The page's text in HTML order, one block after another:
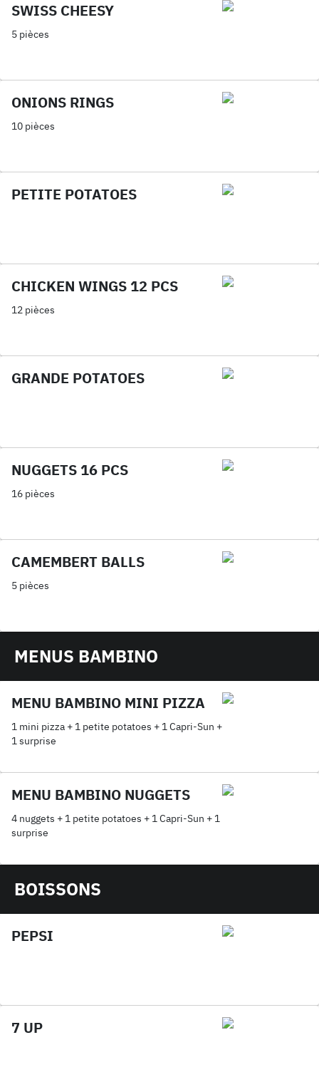
SWISS CHEESY
5 pièces
ONIONS RINGS
10 pièces
PETITE POTATOES
CHICKEN WINGS 12 PCS
12 pièces
GRANDE POTATOES
NUGGETS 16 PCS
16 pièces
CAMEMBERT BALLS
5 pièces
MENUS BAMBINO
MENU BAMBINO MINI PIZZA
1 mini pizza + 1 petite potatoes + 1 Capri-Sun +
1 surprise
MENU BAMBINO NUGGETS
4 nuggets + 1 petite potatoes + 1 Capri-Sun + 1
surprise
BOISSONS
PEPSI
7 UP